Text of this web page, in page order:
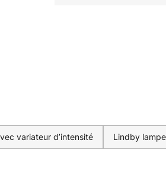
variateur d’intensité Lindby